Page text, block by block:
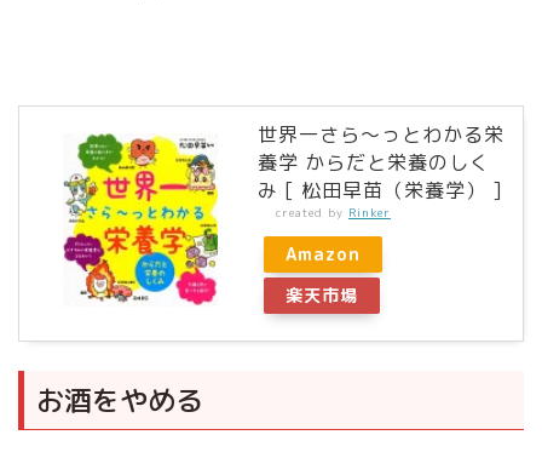
世界一さら～っとわかる栄
養学 からだと栄養のしく
み [ 松田早苗（栄養学） ]
created by Rinker
Amazon
楽天市場
お酒をやめる